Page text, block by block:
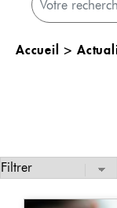
Accueil >